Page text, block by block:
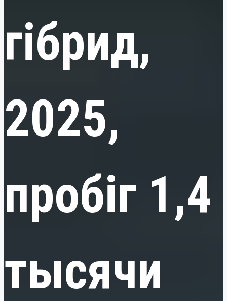
гібрид,
2025,
пробіг 1,4
тысячи